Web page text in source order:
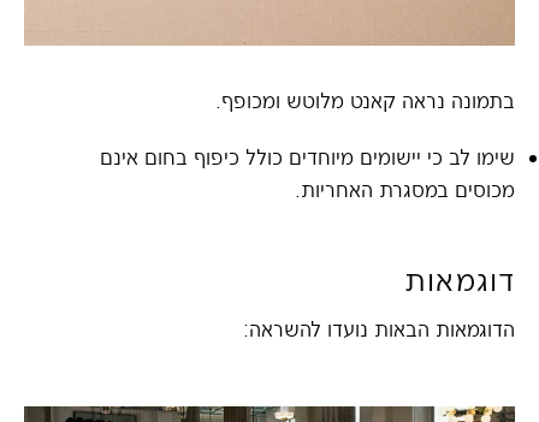
בתמונה נראה קאנט מלוטש ומכופף.
שימו לב כי יישומים מיוחדים כולל כיפוף בחום אינם
מכוסים במסגרת האחריות.
דוגמאות
הדוגמאות הבאות נועדו להשראה: